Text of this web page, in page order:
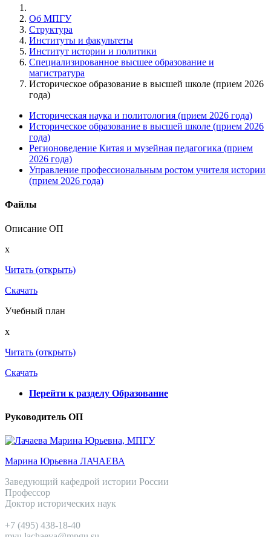
Об МПГУ
Структура
Институты и факультеты
Институт истории и политики
Специализированное высшее образование и
магистратура
Историческое образование в высшей школе (прием 2026
года)
Историческая наука и политология (прием 2026 года)
Историческое образование в высшей школе (прием 2026
года)
Регионоведение Китая и музейная педагогика (прием
2026 года)
Управление профессиональным ростом учителя истории
(прием 2026 года)
Файлы
Описание ОП
x
Читать (открыть)
Скачать
Учебный план
x
Читать (открыть)
Скачать
Перейти к разделу Образование
Руководитель ОП
Марина Юрьевна ЛАЧАЕВА
Заведующий кафедрой истории России
Профессор
Доктор исторических наук
+7 (495) 438-18-40